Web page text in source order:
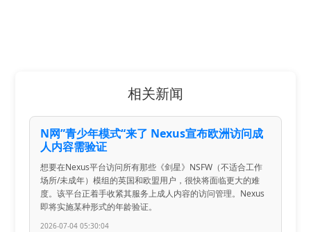
相关新闻
N网”青少年模式“来了 Nexus宣布欧洲访问成
人内容需验证
想要在Nexus平台访问所有那些《剑星》NSFW（不适合工作
场所/未成年）模组的英国和欧盟用户，很快将面临更大的难
度。该平台正着手收紧其服务上成人内容的访问管理。Nexus
即将实施某种形式的年龄验证。
2026-07-04 05:30:04